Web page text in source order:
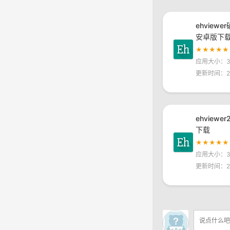
ehviewer
安卓版下
★★★★★
应用大小：
更新时间
下载
★★★★★
应用大小：
更新时间